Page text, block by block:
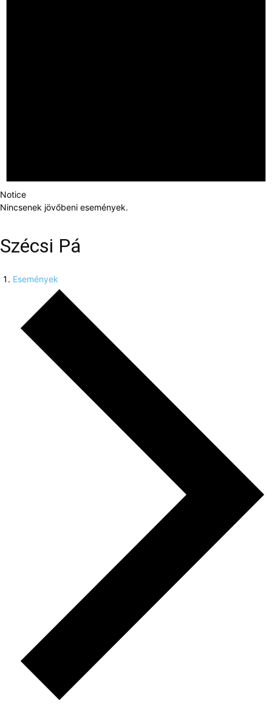
Notice
Nincsenek jövőbeni események.
Szécsi Pá
Események